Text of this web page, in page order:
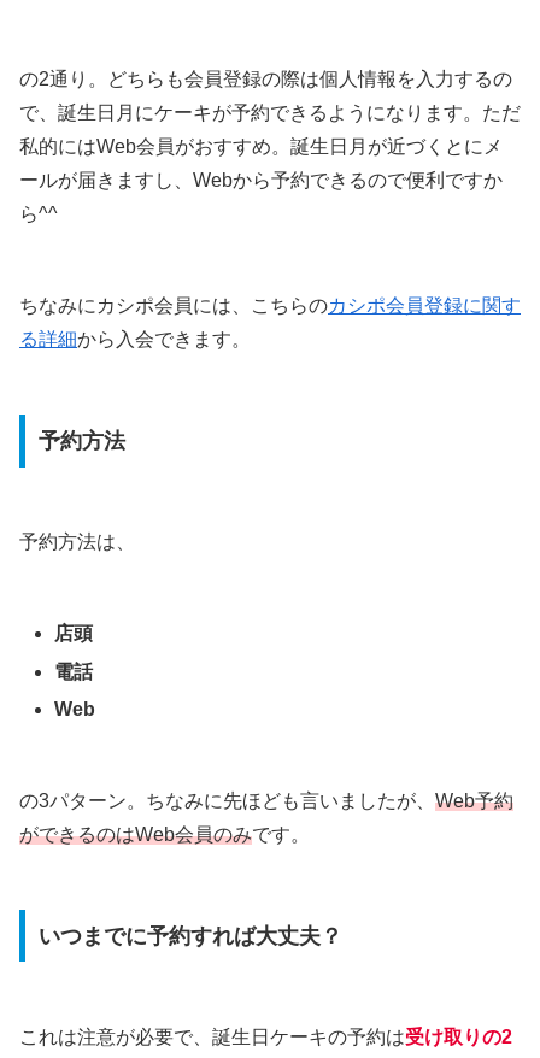
の2通り。どちらも会員登録の際は個人情報を入力するの
で、誕生日月にケーキが予約できるようになります。ただ
私的にはWeb会員がおすすめ。誕生日月が近づくとにメ
ールが届きますし、Webから予約できるので便利ですか
ら^^
ちなみにカシポ会員には、こちらのカシポ会員登録に関す
る詳細から入会できます。
予約方法
予約方法は、
店頭
電話
Web
の3パターン。ちなみに先ほども言いましたが、 Web予約
ができるのはWeb会員のみです。
いつまでに予約すれば大丈夫？
これは注意が必要で、誕生日ケーキの予約は受け取りの2